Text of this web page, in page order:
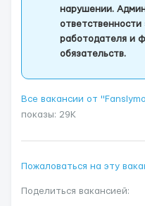
нарушении.
ответственности
работодателя и
обязательств.
Все вакансии от
показы: 29K
Пожаловаться на эту
Поделиться вакансией: